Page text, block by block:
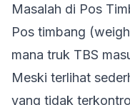
Masalah di Pos
Pos timbang
mana truk TBS
Meski terlihat
yang tidak